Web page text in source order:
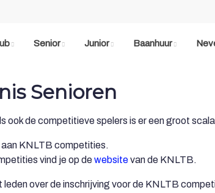
Senior Junior Baanhuur
Senioren
ook de competitieve spelers is er een groot
aan KNLTB competities.
vind je op dewebsitevan de KNLTB.
over de inschrijving voor de KNLTB